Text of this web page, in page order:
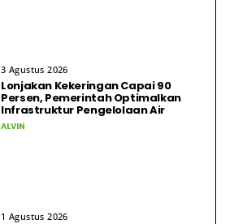
3 Agustus 2026
Lonjakan Kekeringan Capai 90
Persen, Pemerintah Optimalkan
Infrastruktur Pengelolaan Air
ALVIN
1 Agustus 2026